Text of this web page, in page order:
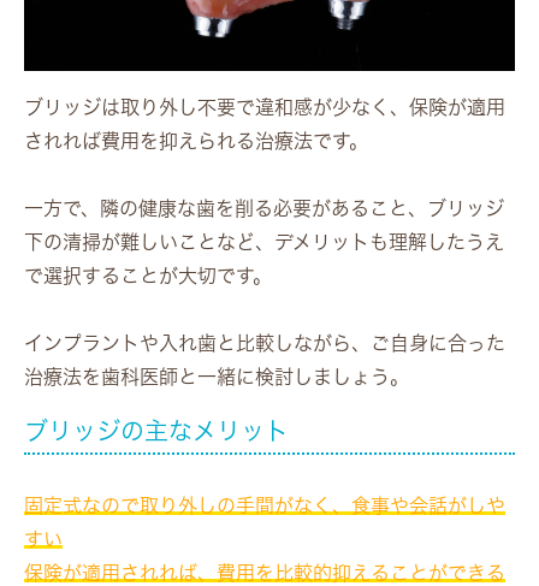
ブリッジは取り外し不要で違和感が少なく、保険が適用
されれば費用を抑えられる治療法です。
一方で、隣の健康な歯を削る必要があること、ブリッジ
下の清掃が難しいことなど、デメリットも理解したうえ
で選択することが大切です。
インプラントや入れ歯と比較しながら、ご自身に合った
治療法を歯科医師と一緒に検討しましょう。
ブリッジの主なメリット
固定式なので取り外しの手間がなく、食事や会話がしや
すい
保険が適用されれば、費用を比較的抑えることができる